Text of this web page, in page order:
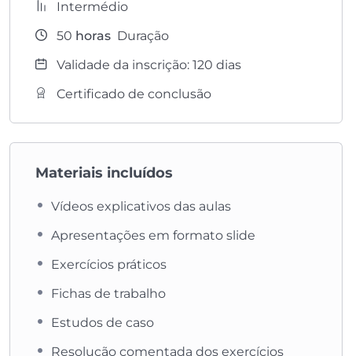
Intermédio
50 horas Duração
Validade da inscrição: 120 dias
Certificado de conclusão
Materiais incluídos
Vídeos explicativos das aulas
Apresentações em formato slide
Exercícios práticos
Fichas de trabalho
Estudos de caso
Resolução comentada dos exercícios